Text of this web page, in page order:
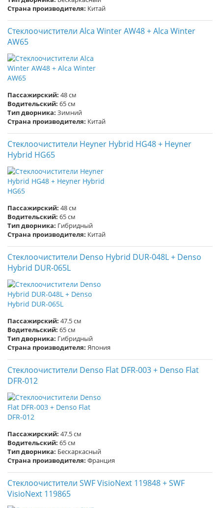
Страна производителя: Китай
Стеклоочистители Alca Winter AW48 + Alca Winter
AW65
Пассажирский: 48 см
Водительский: 65 см
Тип дворника: Зимний
Страна производителя: Китай
Стеклоочистители Heyner Hybrid HG48 + Heyner
Hybrid HG65
Пассажирский: 48 см
Водительский: 65 см
Тип дворника: Гибридный
Страна производителя: Китай
Стеклоочистители Denso Hybrid DUR-048L + Denso
Hybrid DUR-065L
Пассажирский: 47.5 см
Водительский: 65 см
Тип дворника: Гибридный
Страна производителя: Япония
Стеклоочистители Denso Flat DFR-003 + Denso Flat
DFR-012
Пассажирский: 47.5 см
Водительский: 65 см
Тип дворника: Бескаркасный
Страна производителя: Франция
Стеклоочистители SWF VisioNext 119848 + SWF
VisioNext 119865